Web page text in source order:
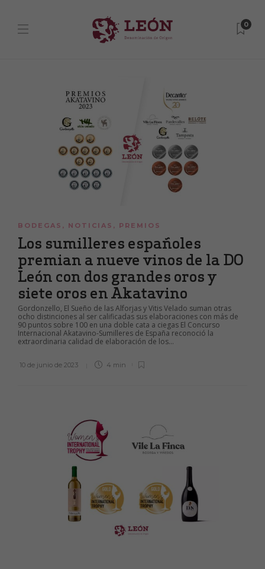
0
BODEGAS , NOTICIAS , PREMIOS
Los sumilleres españoles
premian a nueve vinos de la DO
León con dos grandes oros y
siete oros en Akatavino
Gordonzello, El Sueño de las Alforjas y Vitis Velado suman otras
ocho distinciones al ser calificadas sus elaboraciones con más de
90 puntos sobre 100 en una doble cata a ciegas El Concurso
Internacional Akatavino-Sumilleres de España reconoció la
extraordinaria calidad de elaboración de los...
10 de junio de 2023 4 min